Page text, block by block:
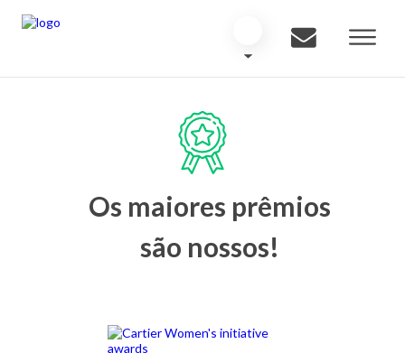
Os maiores prêmios
são nossos!